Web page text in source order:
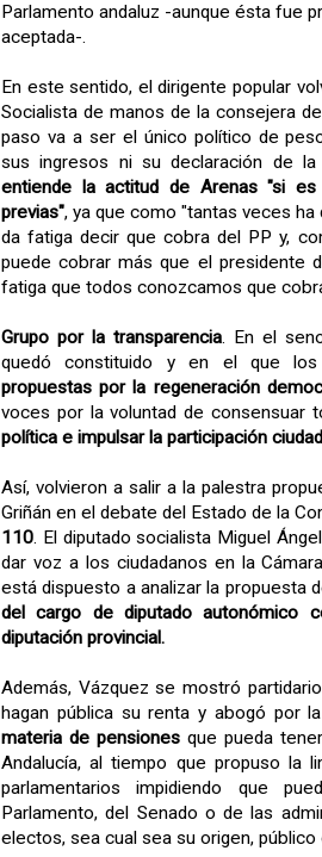
Parlamento andaluz -aunque ésta fue
aceptada-.
En este sentido, el dirigente popular
Socialista de manos de la consejera
paso va a ser el único político de
sus ingresos ni su declaración de
entiende la actitud de Arenas "si
previas", ya que como "tantas veces ha
da fatiga decir que cobra del PP y,
puede cobrar más que el presidente
fatiga que todos conozcamos que
Grupo por la transparencia. En el
quedó constituido y en el que los
propuestas por la regeneración
voces por la voluntad de consensuar
política e impulsar la participación
Así, volvieron a salir a la palestra
Griñán en el debate del Estado de la
110. El diputado socialista Miguel
dar voz a los ciudadanos en la
está dispuesto a analizar la propuesta
del cargo de diputado autonómico
diputación provincial.
Además, Vázquez se mostró
hagan pública su renta y abogó por la
materia de pensionesque pueda
Andalucía, al tiempo que propuso la
parlamentarios impidiendo que
Parlamento, del Senado o de las
electos, sea cual sea su origen, público